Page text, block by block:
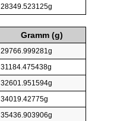
28349.523125g
Gramm (g)
29766.999281g
31184.475438g
32601.951594g
34019.42775g
35436.903906g